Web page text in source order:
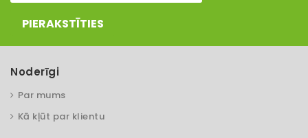
PIERAKSTĪTIES
Noderīgi
Par mums
Kā kļūt par klientu